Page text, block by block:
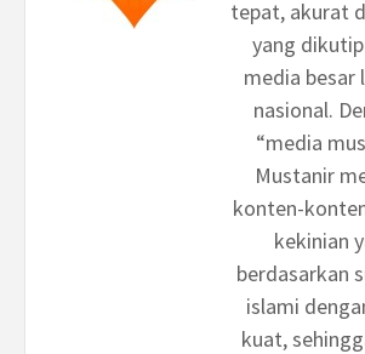
tepat, akurat
yang
media besar
nasional.
“media
Mustanir
konten-
kekinian
berdasarkan
islami
kuat,